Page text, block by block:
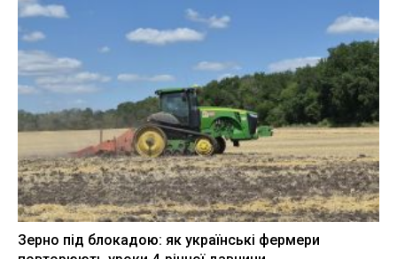
Зерно під блокадою: як українські фермери